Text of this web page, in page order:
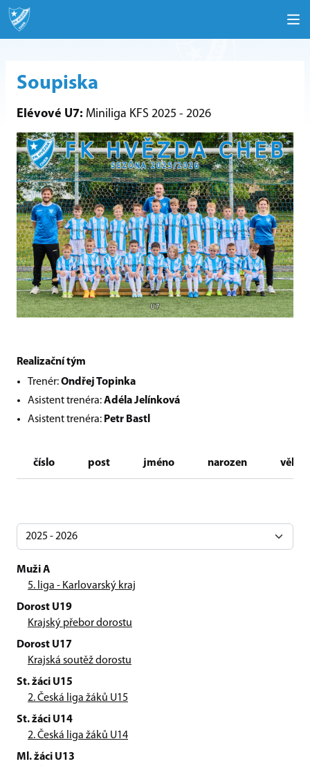
Soupiska
Elévové U7: Miniliga KFS 2025 - 2026
Realizační tým
Trenér:Ondřej Topinka
Asistent trenéra:Adéla Jelínková
Asistent trenéra: Petr Bastl
číslo post jméno narozen věk
Muži A
5. liga - Karlovarský kraj
Dorost U19
Krajský přebor dorostu
Dorost U17
Krajská soutěž dorostu
St. žáci U15
2. Česká liga žáků U15
St. žáci U14
2. Česká liga žáků U14
Ml. žáci U13